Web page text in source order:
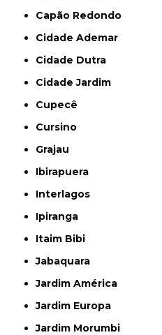
Capão Redondo
Cidade Ademar
Cidade Dutra
Cidade Jardim
Cupecê
Cursino
Grajau
Ibirapuera
Interlagos
Ipiranga
Itaim Bibi
Jabaquara
Jardim América
Jardim Europa
Jardim Morumbi